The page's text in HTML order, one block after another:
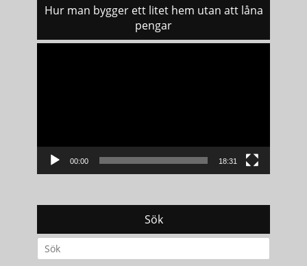
Hur man bygger ett litet hem utan att låna
pengar
00:00 18:31
Sök
Search
for: